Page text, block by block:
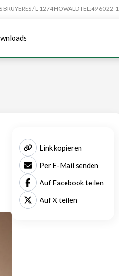
BRUYERES / L-1274 HOWALD TEL:49 60 22-1
Link kopieren
Per E-Mail senden
Auf Facebook teilen
Auf X teilen